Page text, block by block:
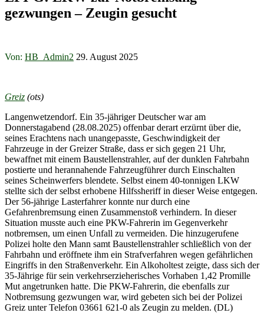
gezwungen – Zeugin gesucht
Von: HB_Admin2 29. August 2025
Greiz (ots)
Langenwetzendorf. Ein 35-jähriger Deutscher war am
Donnerstagabend (28.08.2025) offenbar derart erzürnt über die,
seines Erachtens nach unangepasste, Geschwindigkeit der
Fahrzeuge in der Greizer Straße, dass er sich gegen 21 Uhr,
bewaffnet mit einem Baustellenstrahler, auf der dunklen Fahrbahn
postierte und herannahende Fahrzeugführer durch Einschalten
seines Scheinwerfers blendete. Selbst einem 40-tonnigen LKW
stellte sich der selbst erhobene Hilfssheriff in dieser Weise entgegen.
Der 56-jährige Lasterfahrer konnte nur durch eine
Gefahrenbremsung einen Zusammenstoß verhindern. In dieser
Situation musste auch eine PKW-Fahrerin im Gegenverkehr
notbremsen, um einen Unfall zu vermeiden. Die hinzugerufene
Polizei holte den Mann samt Baustellenstrahler schließlich von der
Fahrbahn und eröffnete ihm ein Strafverfahren wegen gefährlichen
Eingriffs in den Straßenverkehr. Ein Alkoholtest zeigte, dass sich der
35-Jährige für sein verkehrserzieherisches Vorhaben 1,42 Promille
Mut angetrunken hatte. Die PKW-Fahrerin, die ebenfalls zur
Notbremsung gezwungen war, wird gebeten sich bei der Polizei
Greiz unter Telefon 03661 621-0 als Zeugin zu melden. (DL)